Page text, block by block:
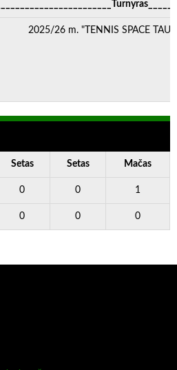
2025/26 m. "TENNIS SPACE
Setas Setas Mačas
0 0 1
0 0 0